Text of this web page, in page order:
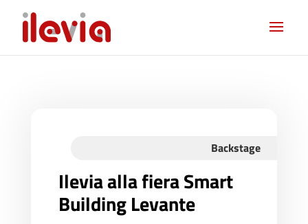
Backstage
Ilevia alla fiera Smart
Building Levante